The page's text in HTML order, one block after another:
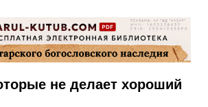
не делает хороший